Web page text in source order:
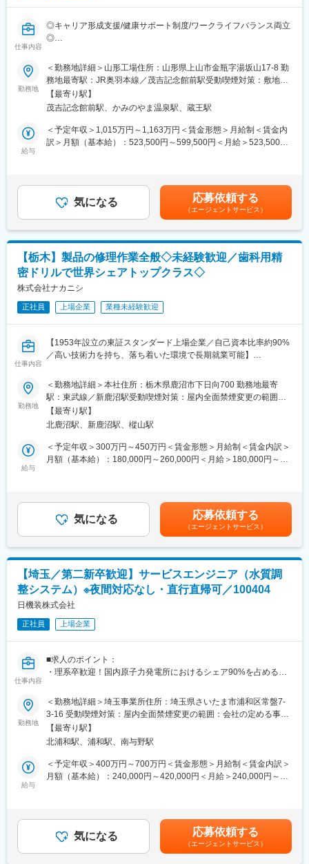
培地の製品ラインアップを充実、最近では細胞の培養に用いる組
織培養培地の開発に特に注力してきました。
変更の範囲：会社の定める業務
外グループ会社CE&IG製品）に携わることができ、責任感ややり
がいを感じていただけます。
・扱い製品の幅が広くエンジニアとしての成長や面白味を感じて
いただけます。
ているため、良い刺激を生んでおり、近年始めたお客様アンケー
トでは高評価をいただいています。
・直近ではお客様からの依頼に応えるだけでなく、お客様へメン
テナンスや製品導入等の提案にも力を入れています。
■担当製品：
・ポンプ製品（クライオジェニックポンプ等）
・基本の働き方としてはお客様先へ訪問し、メンテナンスを行い
ます。
・直行直帰なども柔軟に活用できる環境が整っています。
・担当するお客様によっては、出張頻度や期間が異なり、1年に1-
2回程度長期出張が発生する可能性もございます。
・夜間作業はほぼありませんが、休日に遠方への移動が発生する
場合がございます。
※ご参考_現メンバーの1ヶ月の働き方例
訪問エリア：千葉県、大阪府、新潟県
仕事内容
◎キャリア形成支援/健康サポート制度/ワークライフバランス両立
◎
■業務内容：
下記の部署内代表的業務を遂行する上でのマネジメント業務をし
ていただきます。
■業務詳細：
・医薬品の生産設備、ユーティリティー設備の維持管理
・新規設備の導入、設備移設及び改造
関する省エネ対悪の立案・計画・実行
■ジェネリック医薬品とは：
ジェネリック医薬品は、新薬の特許期間などが過ぎた後に他のメ
ーカーから同じ有効成分でつくられるお薬です。効き目、品質、
安全性が新薬と同等でありながら低価格で提供できます。今、日
本の医療費は急速に増え続けていて、医療費の増大を抑えること
が急務です。ジェネリック医薬品は国からも普及が求められてい
ます。皆さんの未来を守るためにも、とても重要な役割を担って
います。
■当社について：
薬品のコア事業。ジェネリック医薬品の製造販売をおこなってい
ます。品質や安全性はもちろんのこと、飲みやすく、扱いやすい
安心できるお薬を提供できるよう、さまざまな取り組みをおこな
っています。
東和薬品の新規事業。
ヘルスケアに関連するあらゆる製品・サービスの提供を目指し
https://www.towayakuhin.co.jp/recruit/about/number.php
▽職種相関図
https://www.towayakuhin.co.jp/recruit/work/chart.php
変更の範囲：会社の定める業務
勤務地
＜勤務地詳細＞山形工場住所：山形県上山市金瓶字湯坂山17-8 勤
務地最寄駅：JR奥羽本線／茂吉記念館前駅受動喫煙対策：敷地内
全面禁煙変更の範囲：会社の定める事業所
【最寄り駅】
茂吉記念館前駅、かみのやま温泉駅、蔵王駅
給与
＜予定年収＞1,015万円～1,163万円＜賃金形態＞月給制＜賃金内
訳＞月額（基本給）：523,500円～599,500円＜月給＞523,500円
金はあくまでも目安の金額であり、選考を通じて上下する可能性
があります。月給(月額)は固定手当を含めた表記です。
気になる 応募依頼する
（エージェントサービス）
【栃木】製品の修理作業全般◇未経験歓迎／歯科用精
密ドリルで世界シェアトップクラス◇
株式会社ナカニシ
正社員 上場企業 業種未経験歓迎
仕事内容
【1953年設立の東証スタンダード上場企業／自己資本比率約90%
／高い技術力を持ち、落ち着いた環境で長期就業可能】
■業務内容：
当社製品の修理作業全般をご担当いただきます。
修理実務、修理事務業務（修理受付業務、出荷業務）まで幅広く
業務を行っていただこうと考えています。
その上で、リーダーを目指し業務自体の改善、製品品質の把握、
改善業務にも取り組んでいただこうと検討しています。
やしていただきます。
ました。さらにこの技術を応用し、一般産業分野や外科医療分野
へと事業領域を拡大させてまいりました。
また、現在は、海外15ヶ所に自社の販売拠点を擁し、世界135ヶ
国以上で信頼のブランドとしてご愛用いただいており、今や歯科
用回転機器分野においては、グローバルシェアトップクラスを実
現するまでになりました。
「高い製品力」「格調の高い洗練されたデザイン」「絶対的な高
い品質」「スピーディーで独創的な開発力」「高いコスト競争
力」「強固なグローバル販売網」「ファーストクラスのアフター
サービス」など、真のグローバルNo.1ブランドを目指し、これか
変更の範囲：会社の定める業務
勤務地
＜勤務地詳細＞本社住所：栃木県鹿沼市下日向700 勤務地最寄
駅：東武線／新鹿沼駅受動喫煙対策：屋内全面禁煙変更の範囲：
会社の定める事業所
【最寄り駅】
北鹿沼駅、新鹿沼駅、樅山駅
給与
＜予定年収＞300万円～450万円＜賃金形態＞月給制＜賃金内訳＞
月額（基本給）：180,000円～260,000円＜月給＞180,000円～
性があります。月給(月額)は固定手当を含めた表記です。
気になる 応募依頼する
（エージェントサービス）
【埼玉／第二新卒歓迎】サービスエンジニア（水質調
整システム）※夜間対応なし・直行直帰可／100404
日機装株式会社
正社員 上場企業
仕事内容
■求人のポイント：
・理系卒歓迎！国内原子力発電所におけるシェア90%を占める、
・ポンプ・医療・航空宇宙など多岐にわたる業界でトップシェア
製品を有する、東証プライム上場メーカー
・教育体制充実／年休127日で働きやすい環境◎
■業務内容：
当社インダストリアル事業本部精密機器事業でサービスエンジニ
アをお任せします。
メンテナンス・据付をおこないます。
勤務地
＜勤務地詳細＞埼玉事業所住所：埼玉県さいたま市浦和区常盤7-
3-16 受動喫煙対策：屋内全面禁煙変更の範囲：会社の定める事業
所（リモートワーク含む）
【最寄り駅】
北浦和駅、浦和駅、南与野駅
給与
＜予定年収＞400万円～700万円＜賃金形態＞月給制＜賃金内訳＞
月額（基本給）：240,000円～420,000円＜月給＞240,000円～
金はあくまでも目安の金額であり、選考を通じて上下する可能性
があります。月給(月額)は固定手当を含めた表記です。
気になる 応募依頼する
（エージェントサービス）